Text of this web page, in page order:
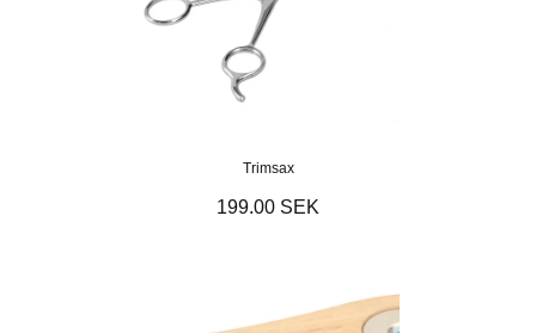
Trimsax
199.00 SEK